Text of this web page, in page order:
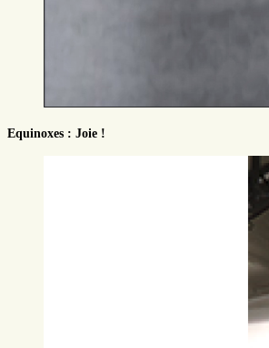
Equinoxes : Joie !